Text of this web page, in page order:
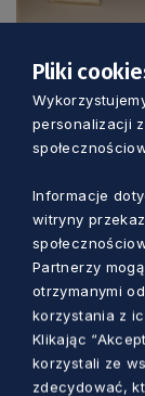
Szukamy
sejmiku!
Pomorskie
Anna
Pliki
personalizacji
Informacje
witryny
Partnerzy
otrzymanymi
korzystania z
Klikając
korzystali ze
zdecydować,